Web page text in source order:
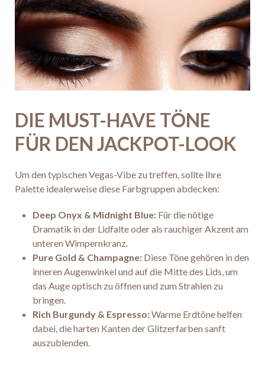
DIE MUST-HAVE TÖNE
FÜR DEN JACKPOT-LOOK
Um den typischen Vegas-Vibe zu treffen, sollte Ihre
Palette idealerweise diese Farbgruppen abdecken:
Deep Onyx & Midnight Blue: Für die nötige
Dramatik in der Lidfalte oder als rauchiger Akzent am
unteren Wimpernkranz.
Pure Gold & Champagne: Diese Töne gehören in den
inneren Augenwinkel und auf die Mitte des Lids, um
das Auge optisch zu öffnen und zum Strahlen zu
bringen.
Rich Burgundy & Espresso:Warme Erdtöne helfen
dabei, die harten Kanten der Glitzerfarben sanft
auszublenden.